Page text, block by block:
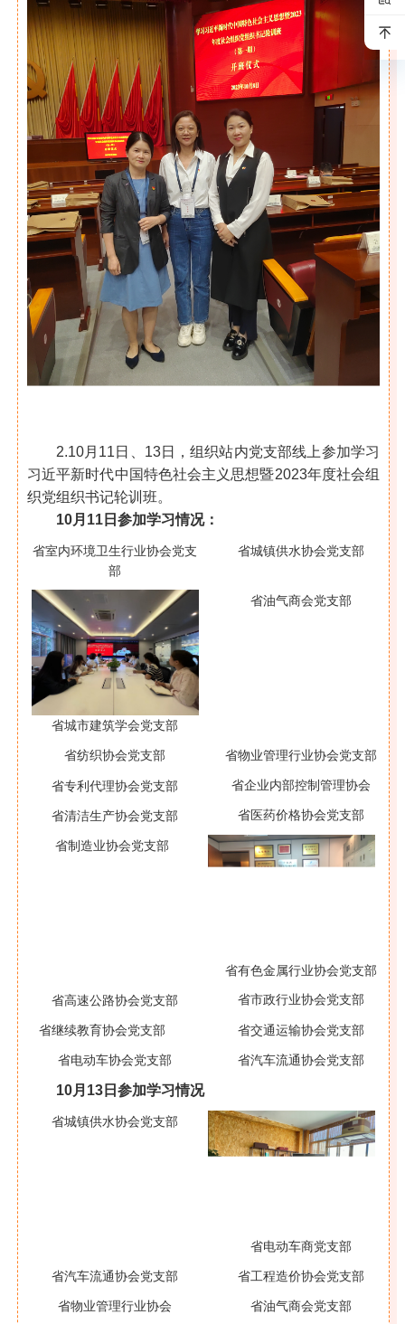
2.10月11日、13日，组织站内党支部线上参加学习
习近平新时代中国特色社会主义思想暨2023年度社会组
织党组织书记轮训班。
10月11日参加学习情况：
省室内环境卫生行业协会党支
部
省城镇供水协会党支部
省城市建筑学会党支部
省油气商会党支部
省纺织协会党支部 省物业管理行业协会党支部
省专利代理协会党支部 省企业内部控制管理协会
省清洁生产协会党支部 省医药价格协会党支部
省制造业协会党支部
省有色金属行业协会党支部
省高速公路协会党支部 省市政行业协会党支部
省继续教育协会党支部 省交通运输协会党支部
省电动车协会党支部 省汽车流通协会党支部
10月13日参加学习情况
省城镇供水协会党支部
省电动车商党支部
省汽车流通协会党支部 省工程造价协会党支部
省物业管理行业协会 省油气商会党支部